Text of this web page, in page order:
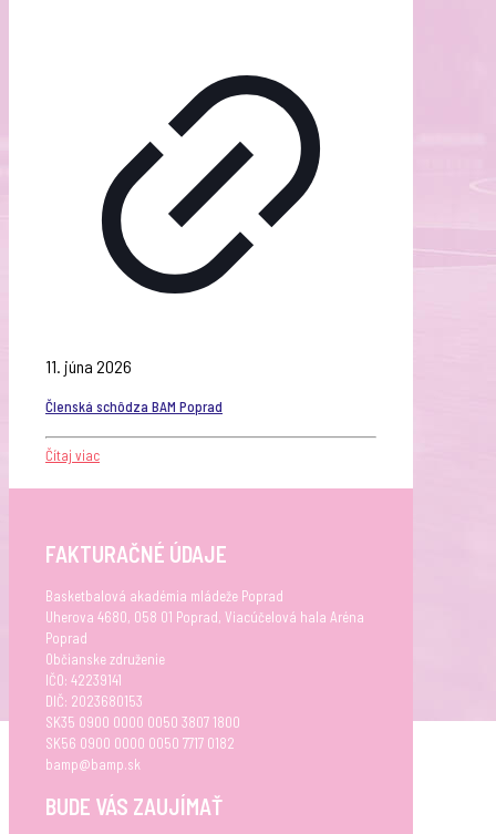
11. júna 2026
Členská schôdza BAM Poprad
Čítaj viac
FAKTURAČNÉ ÚDAJE
Basketbalová akadémia mládeže Poprad
Uherova 4680, 058 01 Poprad, Viacúčelová hala Aréna
Poprad
Občianske združenie
IČO: 42239141
DIČ: 2023680153
SK35 0900 0000 0050 3807 1800
SK56 0900 0000 0050 7717 0182
bamp@bamp.sk
BUDE VÁS ZAUJÍMAŤ